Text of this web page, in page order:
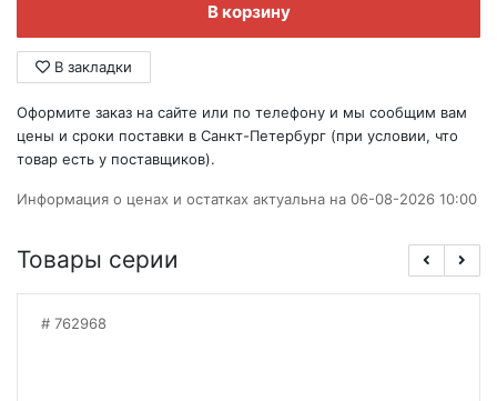
В корзину
В закладки
Оформите заказ на сайте или по телефону и мы сообщим вам
цены и сроки поставки в Санкт-Петербург (при условии, что
товар есть у поставщиков).
Информация о ценах и остатках актуальна на 06-08-2026 10:00
Товары серии
762968